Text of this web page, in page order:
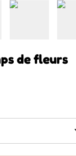
de fleurs